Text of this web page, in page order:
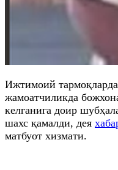
Ижтимоий тармоқларда
жамоатчиликда
келганига доир
шахс қамалди, дея
матбуот хизмати.